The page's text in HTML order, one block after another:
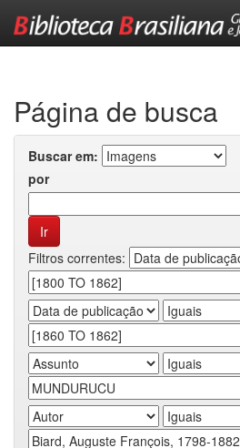
Página de busca
Buscar em:
por
Filtros correntes: